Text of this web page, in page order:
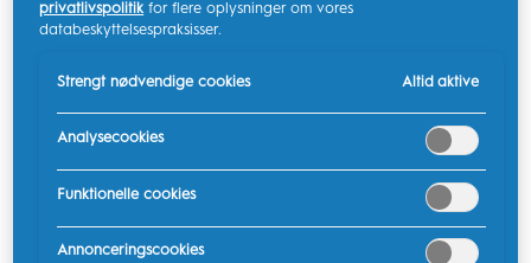
helt sikkert vise tegn på forandring. Her er, hvad du
skal kigge efter ifølgeCleveland Clinic:
betændelse i tandkødet er meget almindeligt og er
ofte det første tegn på, at tænderne er begyndt at
slå ud.
privatlivspolitik for flere oplysninger om vores
databeskyttelsespraksisser.
Strengt nødvendige cookies Altid aktive
Analysecookies
Funktionelle cookies
Annonceringscookies